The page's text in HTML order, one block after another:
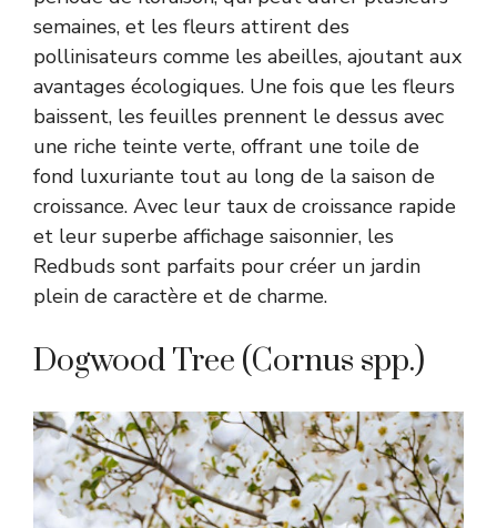
semaines, et les fleurs attirent des
pollinisateurs comme les abeilles, ajoutant aux
avantages écologiques. Une fois que les fleurs
baissent, les feuilles prennent le dessus avec
une riche teinte verte, offrant une toile de
fond luxuriante tout au long de la saison de
croissance. Avec leur taux de croissance rapide
et leur superbe affichage saisonnier, les
Redbuds sont parfaits pour créer un jardin
plein de caractère et de charme.
Dogwood Tree (Cornus spp.)